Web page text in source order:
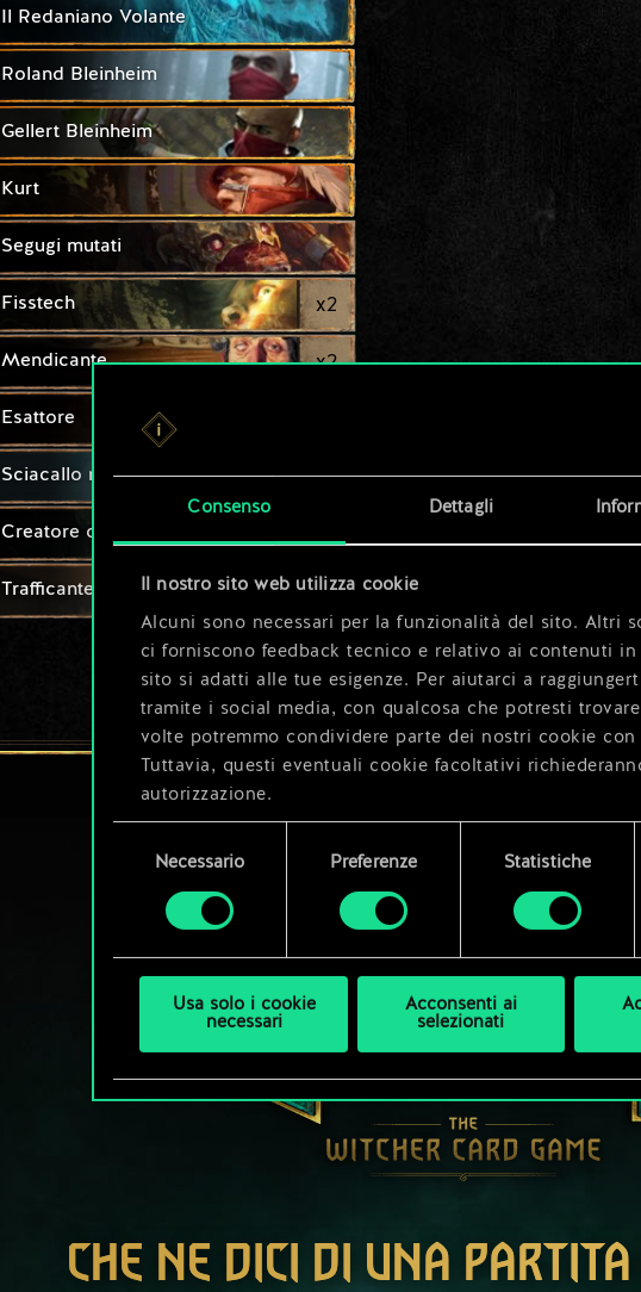
Consenso Dettagli
Il nostro sito web utilizza cookie
Alcuni sono necessari per la funzionalità del sito. Altri
ci forniscono feedback tecnico e relativo ai contenuti in
sito si adatti alle tue esigenze. Per aiutarci a
tramite i social media, con qualcosa che potresti
volte potremmo condividere parte dei nostri cookie
Tuttavia, questi eventuali cookie facoltativi
autorizzazione.
Tutti i dettagli su come utilizziamo i cookie e su come
consenso
Necessario Preferenze Statistiche
Usa solo i cookie
necessari
Acconsenti ai
selezionati
Il Redaniano Volante
Roland Bleinheim
Gellert Bleinheim
Kurt
Segugi mutati
Fisstech x2
Mendicante x2
Esattore
Sciacallo marino
Creatore di mutanti
Trafficante di fisstech x2
CHE NE DICI DI UNA